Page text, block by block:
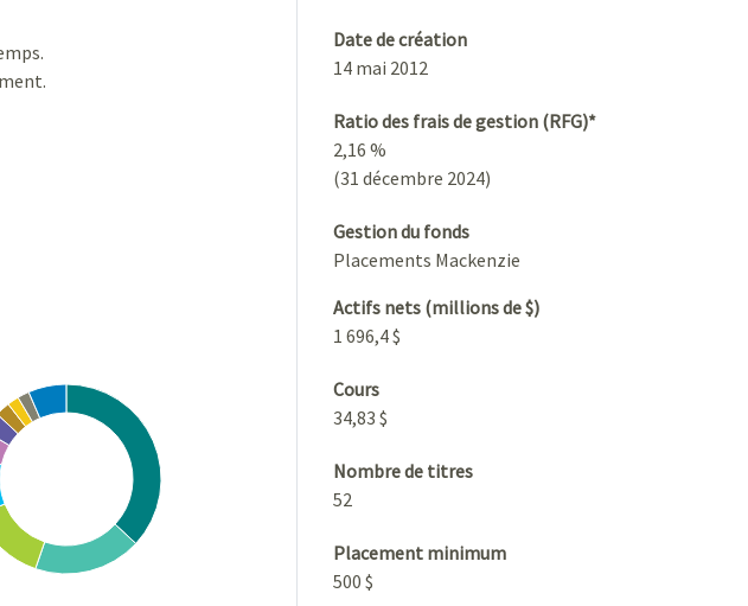
chart with 10 slices.
as data table, Chart
Date de création
14 mai 2012
Ratio des frais de gestion (RFG)*
2,16 %
(31 décembre 2024)
Gestion du fonds
Placements Mackenzie
Actifs nets (millions de $)
1 696,4 $
Cours
34,83 $
Nombre de titres
52
Placement minimum
500 $